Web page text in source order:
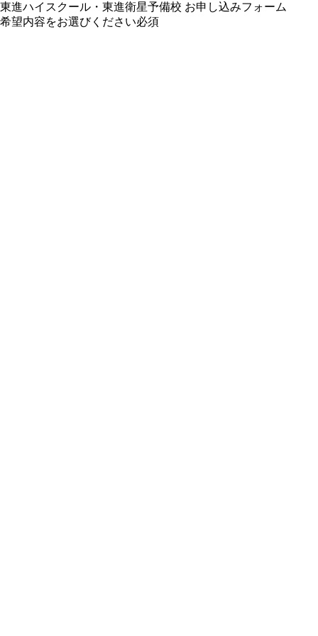
東進ハイスクール・東進衛星予備校 お申し込みフォーム
希望内容をお選びください必須